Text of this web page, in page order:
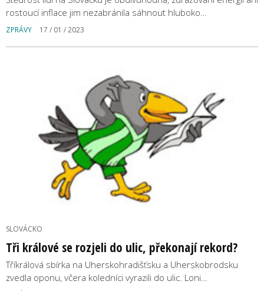
rostoucí inflace jim nezabránila sáhnout hluboko…
ZPRÁVY 17 / 01 / 2023
SLOVÁCKO
Tři králové se rozjeli do ulic, překonají rekord?
Tříkrálová sbírka na Uherskohradišťsku a Uherskobrodsku
zvedla oponu, včera koledníci vyrazili do ulic. Loni…